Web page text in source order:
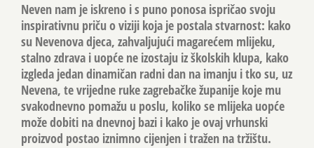
Neven nam je iskreno i s puno ponosa ispričao svoju
inspirativnu priču o viziji koja je postala stvarnost: kako
su Nevenova djeca, zahvaljujući magarećem mlijeku,
stalno zdrava i uopće ne izostaju iz školskih klupa, kako
izgleda jedan dinamičan radni dan na imanju i tko su, uz
Nevena, te vrijedne ruke zagrebačke županije koje mu
svakodnevno pomažu u poslu, koliko se mlijeka uopće
može dobiti na dnevnoj bazi i kako je ovaj vrhunski
proizvod postao iznimno cijenjen i tražen na tržištu.